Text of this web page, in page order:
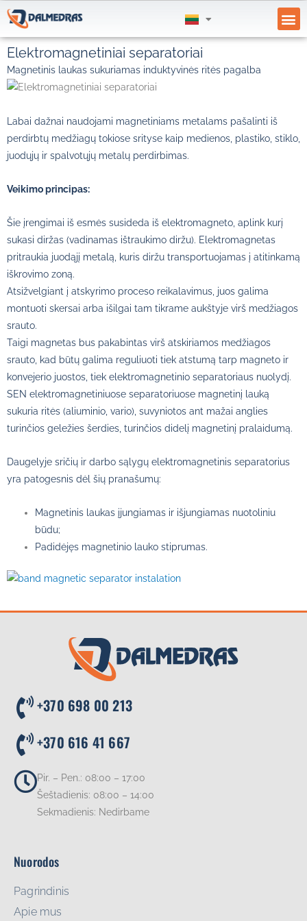
Elektromagnetiniai separatoriai
Magnetinis laukas sukuriamas induktyvinės ritės pagalba
Labai dažnai naudojami magnetiniams metalams pašalinti iš
perdirbtų medžiagų tokiose srityse kaip medienos, plastiko, stiklo,
juodųjų ir spalvotųjų metalų perdirbimas.
Veikimo principas:
Šie įrengimai iš esmės susideda iš elektromagneto, aplink kurį
sukasi diržas (vadinamas ištraukimo diržu). Elektromagnetas
pritraukia juodąjį metalą, kuris diržu transportuojamas į atitinkamą
iškrovimo zoną.
Atsižvelgiant į atskyrimo proceso reikalavimus, juos galima
montuoti skersai arba išilgai tam tikrame aukštyje virš medžiagos
srauto.
Taigi magnetas bus pakabintas virš atskiriamos medžiagos
srauto, kad būtų galima reguliuoti tiek atstumą tarp magneto ir
konvejerio juostos, tiek elektromagnetinio separatoriaus nuolydį.
SEN elektromagnetiniuose separatoriuose magnetinį lauką
sukuria ritės (aliuminio, vario), suvyniotos ant mažai anglies
turinčios geležies šerdies, turinčios didelį magnetinį pralaidumą.
Daugelyje sričių ir darbo sąlygų elektromagnetinis separatorius
yra patogesnis dėl šių pranašumų:
Magnetinis laukas įjungiamas ir išjungiamas nuotoliniu
būdu;
Padidėjęs magnetinio lauko stiprumas.
+370 698 00 213
+370 616 41 667
Pir. – Pen.: 08:00 – 17:00
Šeštadienis: 08:00 – 14:00
Sekmadienis: Nedirbame
Nuorodos
Pagrindinis
Apie mus